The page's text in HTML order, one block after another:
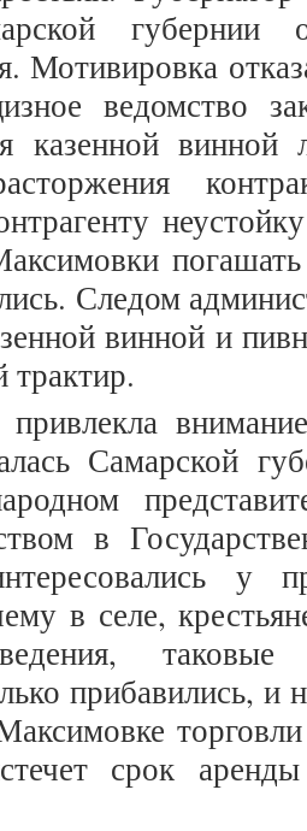
губернии
Мотивировка
ведомство
казенной
Следом
винной и
трактир.
Самарской
в
у
в селе,
таковые
прибавились,
срок